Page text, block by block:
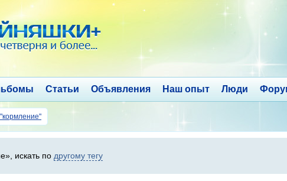
Статьи Объявления Наш опыт Люди
искать по другому тегу